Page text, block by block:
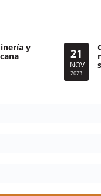
y 21
NOV
2023